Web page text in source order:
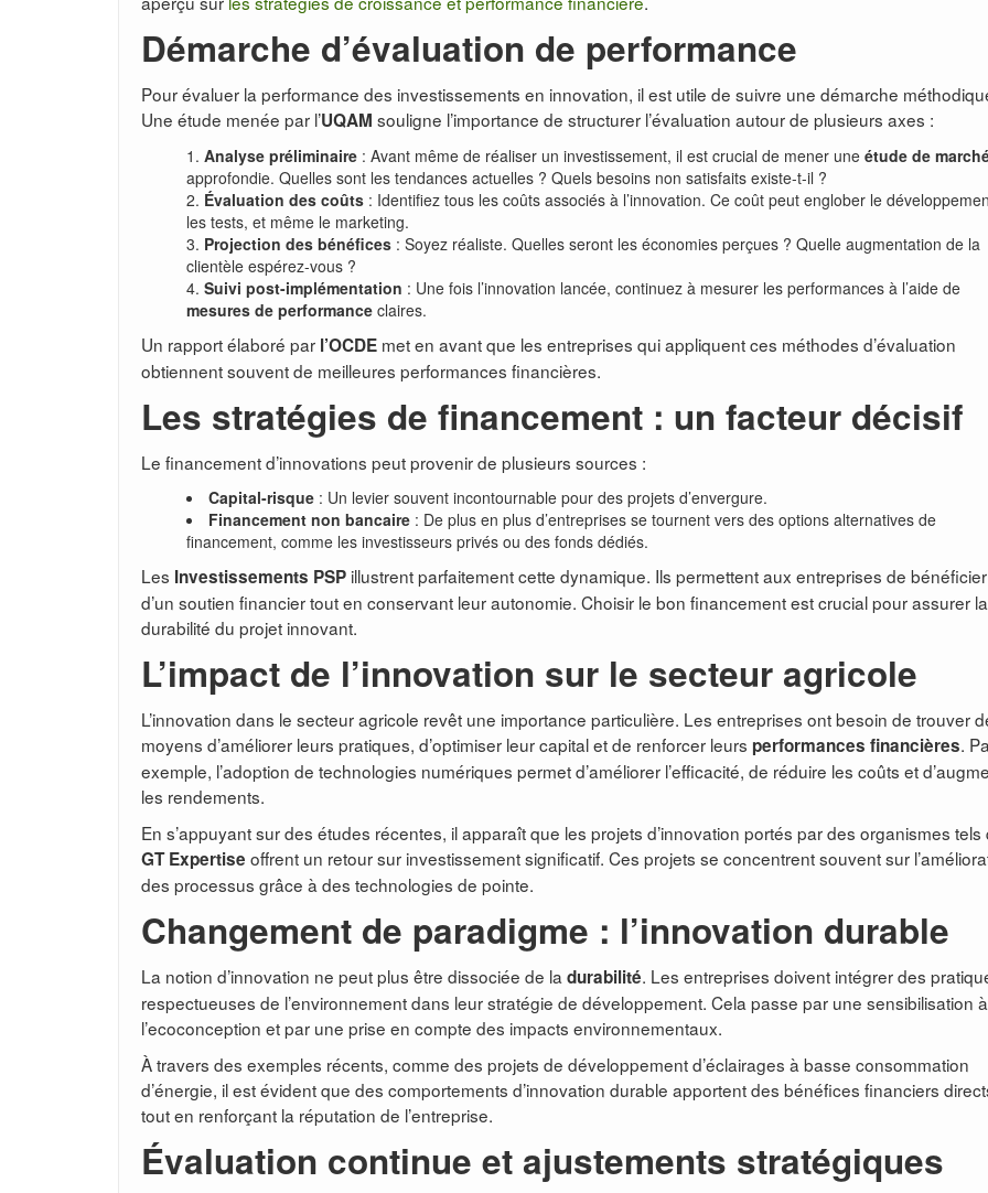
Démarche d’évaluation de performance
Pour évaluer la performance des investissements en innovation, il est utile de suivre une démarche
Une étude menée par l’UQAM souligne l’importance de structurer l’évaluation autour de plusieurs axes :
Analyse préliminaire: Avant même de réaliser un investissement, il est crucial de mener une étude de
approfondie. Quelles sont les tendances actuelles ? Quels besoins non satisfaits existe-t-il ?
Évaluation des coûts: Identifiez tous les coûts associés à l’innovation. Ce coût peut englober le
les tests, et même le marketing.
Projection des bénéfices: Soyez réaliste. Quelles seront les économies perçues ? Quelle augmentation de la
clientèle espérez-vous ?
Suivi post-implémentation : Une fois l’innovation lancée, continuez à mesurer les performances à l’aide de
mesures de performanceclaires.
Un rapport élaboré par l’OCDE met en avant que les entreprises qui appliquent ces méthodes d’évaluation
obtiennent souvent de meilleures performances financières.
Les stratégies de financement : un facteur décisif
Le financement d’innovations peut provenir de plusieurs sources :
Capital-risque: Un levier souvent incontournable pour des projets d’envergure.
Financement non bancaire: De plus en plus d’entreprises se tournent vers des options alternatives de
financement, comme les investisseurs privés ou des fonds dédiés.
Les Investissements PSP illustrent parfaitement cette dynamique. Ils permettent aux entreprises de bénéficier
d’un soutien financier tout en conservant leur autonomie. Choisir le bon financement est crucial pour assurer la
durabilité du projet innovant.
L’impact de l’innovation sur le secteur agricole
L’innovation dans le secteur agricole revêt une importance particulière. Les entreprises ont besoin de trouver
moyens d’améliorer leurs pratiques, d’optimiser leur capital et de renforcer leurs performances financières.
exemple, l’adoption de technologies numériques permet d’améliorer l’efficacité, de réduire les coûts et
les rendements.
En s’appuyant sur des études récentes, il apparaît que les projets d’innovation portés par des organismes tels
GT Expertise offrent un retour sur investissement significatif. Ces projets se concentrent souvent sur
des processus grâce à des technologies de pointe.
Changement de paradigme : l’innovation durable
La notion d’innovation ne peut plus être dissociée de la durabilité. Les entreprises doivent intégrer des
respectueuses de l’environnement dans leur stratégie de développement. Cela passe par une sensibilisation à
l’ecoconception et par une prise en compte des impacts environnementaux.
À travers des exemples récents, comme des projets de développement d’éclairages à basse consommation
d’énergie, il est évident que des comportements d’innovation durable apportent des bénéfices financiers
tout en renforçant la réputation de l’entreprise.
Évaluation continue et ajustements stratégiques